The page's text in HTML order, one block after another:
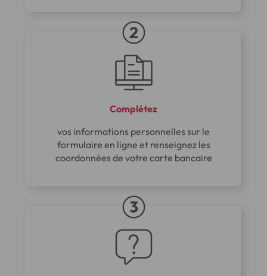
Complétez
vos informations personnelles sur le
formulaire en ligne et renseignez les
coordonnées de votre carte bancaire